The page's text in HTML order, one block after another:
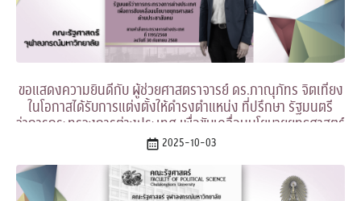
ขอแสดงความยินดีกับ ผู้ช่วยศาสตราจารย์ ดร.ภาณุภัทร จิตเที่ยง
ในโอกาสได้รับการแต่งตั้งให้ดำรงตำแหน่ง ที่ปรึกษา รัฐมนตรี
ว่าการกระทรวงการต่างประเทศ เพื่อขับเคลื่อนนโยบายยุทธศาสตร์
ด้านประชาสังคม
2025-10-03